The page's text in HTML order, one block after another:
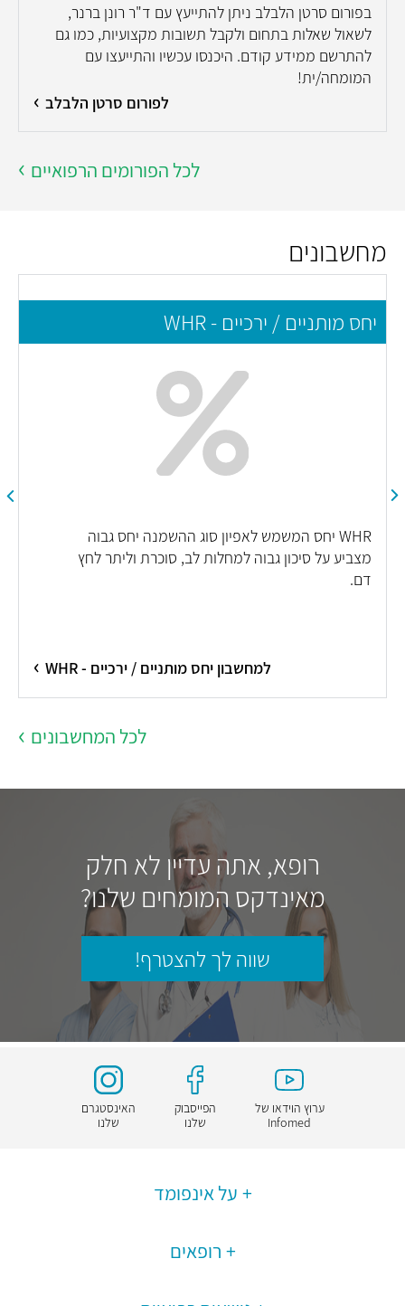
בפורום סרטן הלבלב ניתן להתייעץ עם ד"ר רונן ברנר,
לשאול שאלות בתחום ולקבל תשובות מקצועיות, כמו גם
להתרשם ממידע קודם. היכנסו עכשיו והתייעצו עם
המומחה/ית!
לפורום סרטן הלבלב
לכל הפורומים הרפואיים
מחשבונים
יחס מותניים / ירכיים - WHR
WHR יחס המשמש לאפיון סוג ההשמנה יחס גבוה
מצביע על סיכון גבוה למחלות לב, סוכרת וליתר לחץ
דם.
למחשבון יחס מותניים / ירכיים - WHR
לכל המחשבונים
רופא, אתה עדיין לא חלק
מאינדקס המומחים שלנו?
שווה לך להצטרף!
ערוץ הוידאו של
Infomed
הפייסבוק
שלנו
האינסטגרם
שלנו
על אינפומד
רופאים